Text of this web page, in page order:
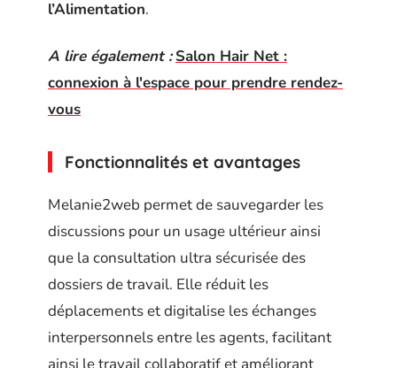
l’Alimentation.
A lire également : Salon Hair Net :
connexion à l'espace pour prendre rendez-
vous
Fonctionnalités et avantages
Melanie2web permet de sauvegarder les
discussions pour un usage ultérieur ainsi
que la consultation ultra sécurisée des
dossiers de travail. Elle réduit les
déplacements et digitalise les échanges
interpersonnels entre les agents, facilitant